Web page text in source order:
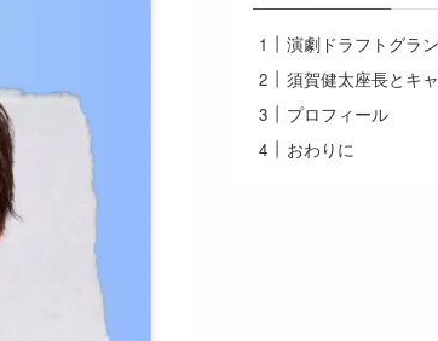
演劇ドラフトグラ
須賀健太座長とキ
プロフィール
おわりに